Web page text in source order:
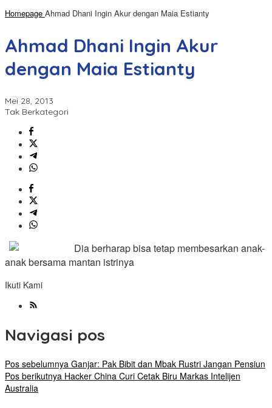
Homepage Ahmad Dhani Ingin Akur dengan Maia Estianty
Ahmad Dhani Ingin Akur
dengan Maia Estianty
Mei 28, 2013
Tak Berkategori
Dia berharap bisa tetap membesarkan anak-
anak bersama mantan istrinya
Ikuti Kami
Navigasi pos
Pos sebelumnya Ganjar: Pak Bibit dan Mbak Rustri Jangan Pensiun
Pos berikutnya Hacker China Curi Cetak Biru Markas Intelijen
Australia